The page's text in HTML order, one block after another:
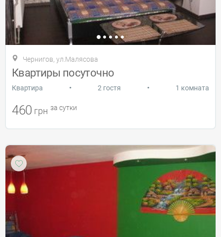
Чернигов, ул.Малясова
Квартиры посуточно
Квартира • 2 гостя • 1 комната
460 грн за сутки